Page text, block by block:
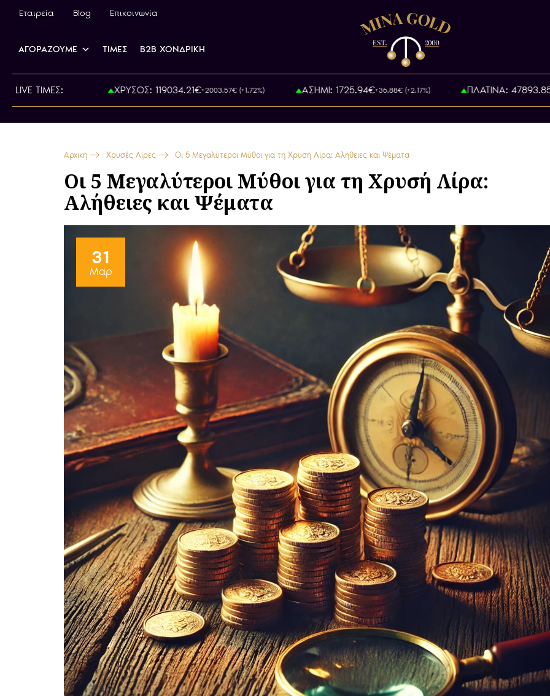
Εταιρεία Blog Επικοινωνία
ΑΓΟΡΑΖΟΥΜΕ ΤΙΜΕΣ B2B ΧΟΝΔΡΙΚΗ
LIVE ΤΙΜΕΣ: ΧΡΥΣΟΣ: 119034.21€+2003.57€ (+1.72%) ΑΣΗΜΙ: 1725.94€+36.88€ (+2.17%) ΠΛΑΤΙΝΑ: 47893.85€
Αρχική Χρυσές Λίρες Οι 5 Μεγαλύτεροι Μύθοι για τη Χρυσή Λίρα: Αλήθειες και Ψέματα
Οι 5 Μεγαλύτεροι Μύθοι για τη Χρυσή Λίρα:
Αλήθειες και Ψέματα
31
Μαρ